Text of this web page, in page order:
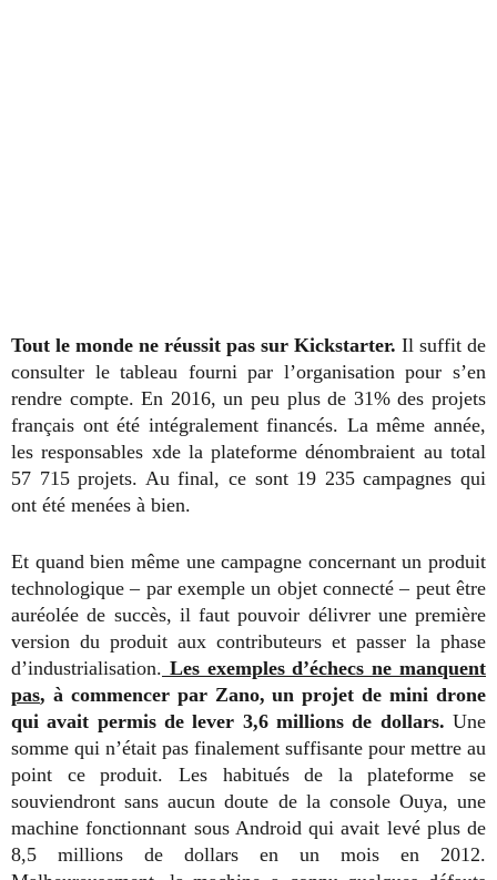
Tout le monde ne réussit pas sur Kickstarter. Il suffit de
consulter le tableau fourni par l’organisation pour s’en
rendre compte. En 2016, un peu plus de 31% des projets
français ont été intégralement financés. La même année,
les responsables xde la plateforme dénombraient au total
57 715 projets. Au final, ce sont 19 235 campagnes qui
ont été menées à bien.
Et quand bien même une campagne concernant un produit
technologique – par exemple un objet connecté – peut être
auréolée de succès, il faut pouvoir délivrer une première
version du produit aux contributeurs et passer la phase
d’industrialisation. Les exemples d’échecs ne manquent
pas, à commencer par Zano, un projet de mini drone
qui avait permis de lever 3,6 millions de dollars. Une
somme qui n’était pas finalement suffisante pour mettre au
point ce produit. Les habitués de la plateforme se
souviendront sans aucun doute de la console Ouya, une
machine fonctionnant sous Android qui avait levé plus de
8,5 millions de dollars en un mois en 2012.